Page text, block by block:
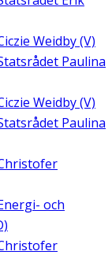
Weidby (V)
Paulina
Weidby (V)
Paulina
och